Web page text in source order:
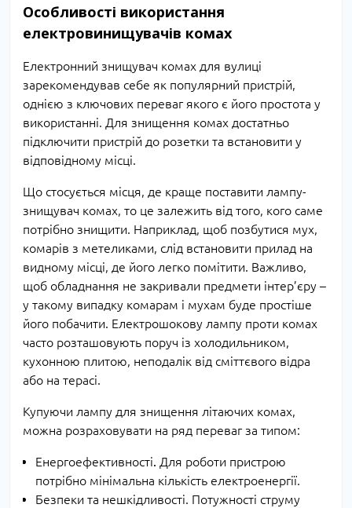
Особливості використання
електровинищувачів комах
Електронний знищувач комах для вулиці
зарекомендував себе як популярний пристрій,
однією з ключових переваг якого є його простота у
використанні. Для знищення комах достатньо
підключити пристрій до розетки та встановити у
відповідному місці.
Що стосується місця, де краще поставити лампу-
знищувач комах, то це залежить від того, кого саме
потрібно знищити. Наприклад, щоб позбутися мух,
комарів з метеликами, слід встановити прилад на
видному місці, де його легко помітити. Важливо,
щоб обладнання не закривали предмети інтер’єру –
у такому випадку комарам і мухам буде простіше
його побачити. Електрошокову лампу проти комах
часто розташовують поруч із холодильником,
кухонною плитою, неподалік від сміттєвого відра
або на терасі.
Купуючи лампу для знищення літаючих комах,
можна розраховувати на ряд переваг за типом:
Енергоефективності. Для роботи пристрою
потрібно мінімальна кількість електроенергії.
Безпеки та нешкідливості. Потужності струму